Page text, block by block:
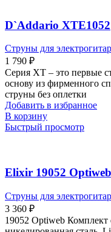
D`Addario XTE1052
Струны для
1 790 ₽
Серия XT – это первые
основу из фирменного
струны без оплетки
Добавить в избранное
В корзину
Быстрый просмотр
Elixir 19052
Струны для
3 360 ₽
19052 Optiweb Комплект